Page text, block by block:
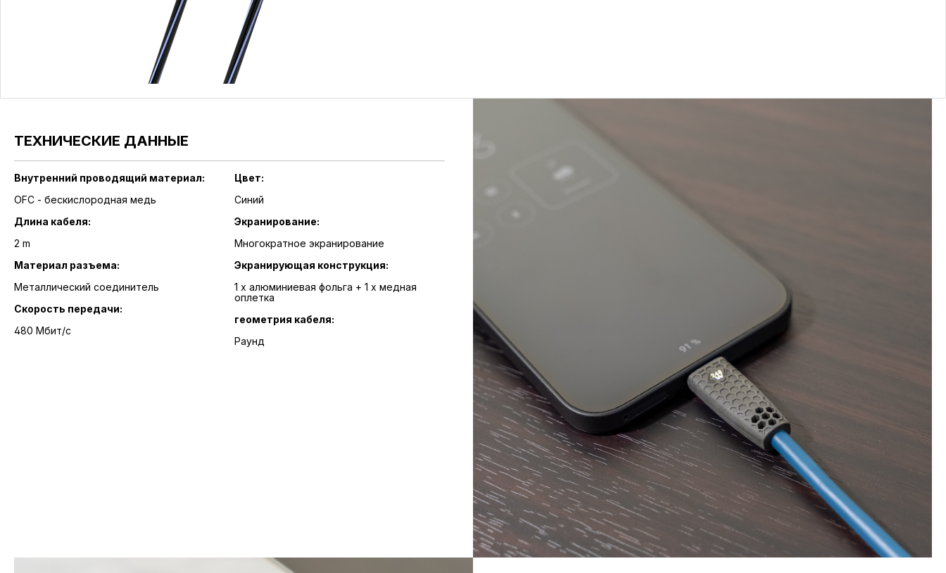
ТЕХНИЧЕСКИЕ ДАННЫЕ
Внутренний проводящий материал:
OFC - бескислородная медь
Длина кабеля:
2 m
Материал разъема:
Металлический соединитель
Скорость передачи:
480 Мбит/с
Цвет:
Синий
Экранирование:
Многократное экранирование
Экранирующая конструкция:
1 x алюминиевая фольга + 1 x медная
оплетка
геометрия кабеля:
Раунд